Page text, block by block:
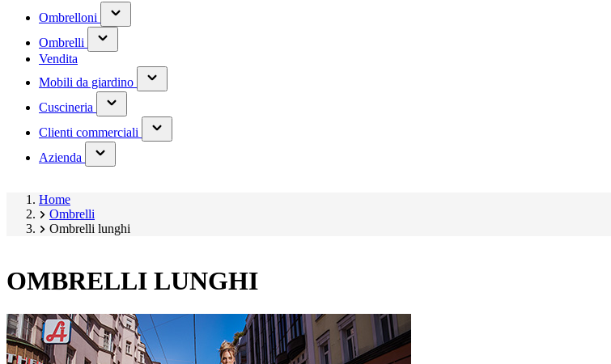
Ombrelloni
(contiene
un
sottomenu)
Ombrelli
(contiene
un
Vendita
Mobili da giardino
(contiene
un
Cuscineria
(contiene
un
sottomenu)
Clienti commerciali
(has
submenu)
Azienda
(has
submenu)
Home
Ombrelli
Ombrelli lunghi
OMBRELLI LUNGHI